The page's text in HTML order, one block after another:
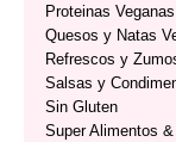
Proteinas Veganas
Quesos y Natas
Refrescos y
Salsas y
Sin Gluten
Super Alimentos &